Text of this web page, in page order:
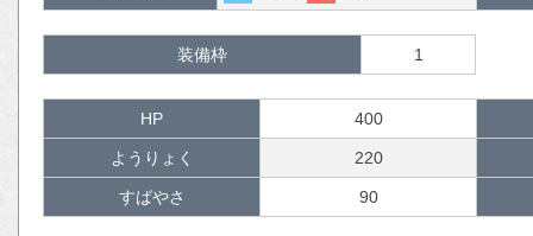
装備枠 1
HP 400
ようりょく 220
すばやさ 90